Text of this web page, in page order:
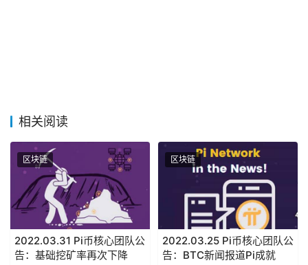
相关阅读
区块链
2022.03.31 Pi币核心团队公
告：基础挖矿率再次下降
区块链
2022.03.25 Pi币核心团队公
告：BTC新闻报道Pi成就